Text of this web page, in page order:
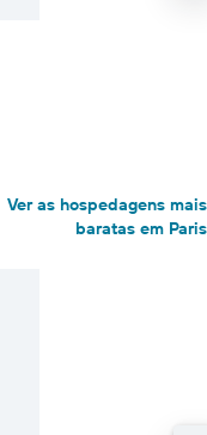
Ver as hospedagens mais
baratas em Paris